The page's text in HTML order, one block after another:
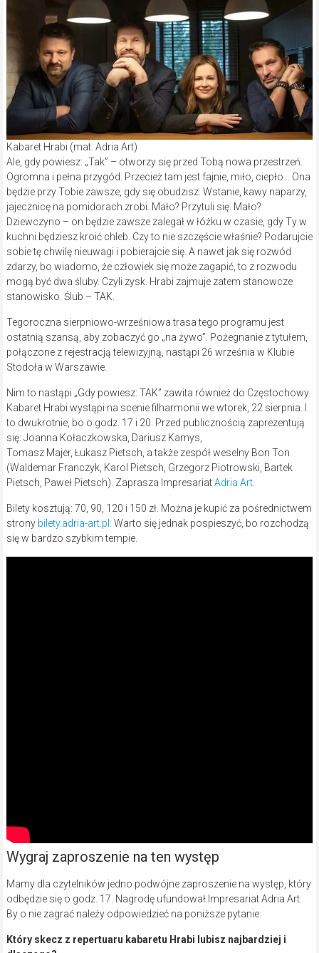
Kabaret Hrabi (mat. Adria Art)
Ale, gdy powiesz: „Tak” – otworzy się przed Tobą nowa przestrzeń.
Ogromna i pełna przygód. Przecież tam jest fajnie, miło, ciepło… Ona
będzie przy Tobie zawsze, gdy się obudzisz. Wstanie, kawy naparzy,
jajecznicę na pomidorach zrobi. Mało? Przytuli się. Mało?
Dziewczyno – on będzie zawsze zalegał w łóżku w czasie, gdy Ty w
kuchni będziesz kroić chleb. Czy to nie szczęście właśnie? Podarujcie
sobie tę chwilę nieuwagi i pobierajcie się. A nawet jak się rozwód
zdarzy, bo wiadomo, że człowiek się może zagapić, to z rozwodu
mogą być dwa śluby. Czyli zysk. Hrabi zajmuje zatem stanowcze
stanowisko. Ślub – TAK.
Tegoroczna sierpniowo-wrześniowa trasa tego programu jest
ostatnią szansą, aby zobaczyć go „na żywo”. Pożegnanie z tytułem,
połączone z rejestracją telewizyjną, nastąpi 26 września w Klubie
Stodoła w Warszawie.
Nim to nastąpi „Gdy powiesz: TAK” zawita również do Częstochowy.
Kabaret Hrabi wystąpi na scenie filharmonii we wtorek, 22 sierpnia. I
to dwukrotnie, bo o godz. 17 i 20. Przed publicznością zaprezentują
się: Joanna Kołaczkowska, Dariusz Kamys,
Tomasz Majer, Łukasz Pietsch, a także zespół weselny Bon Ton
(Waldemar Franczyk, Karol Pietsch, Grzegorz Piotrowski, Bartek
Pietsch, Paweł Pietsch). Zaprasza ImpresariatAdria Art.
Bilety kosztują: 70, 90, 120 i 150 zł. Można je kupić za pośrednictwem
strony bilety.adria-art.pl.
Warto się jednak pospieszyć, bo rozchodzą
się w bardzo szybkim tempie.
Wygraj zaproszenie na ten występ
Mamy dla czytelników jedno podwójne zaproszenie na występ, który
odbędzie się o godz. 17. Nagrodę ufundował Impresariat Adria Art.
By o nie zagrać należy odpowiedzieć na poniższe pytanie:
Który skecz z repertuaru kabaretu Hrabi lubisz najbardziej i